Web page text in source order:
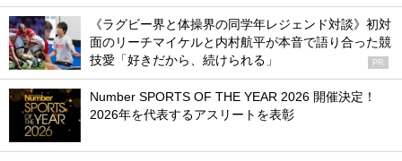
《ラグビー界と体操界の同学年レジェンド対談》初対
面のリーチマイケルと内村航平が本音で語り合った競
技愛「好きだから、続けられる」
PR
Number SPORTS OF THE YEAR 2026 開催決定！
2026年を代表するアスリートを表彰